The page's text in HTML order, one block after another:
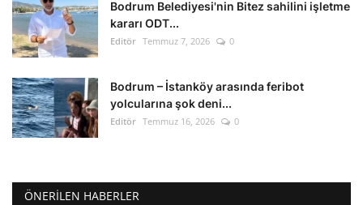
Bodrum Belediyesi'nin Bitez sahilini işletme
kararı ODT...
Editör Temmuz 7, 2026 0
Bodrum – İstanköy arasında feribot
yolcularına şok deni...
Editör Temmuz 16, 2026 0
ÖNERILEN HABERLER